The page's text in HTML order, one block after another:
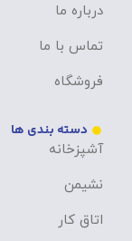
درباره ما
تماس با ما
فروشگاه
دسته بندی ها
آشپزخانه
نشیمن
اتاق کار